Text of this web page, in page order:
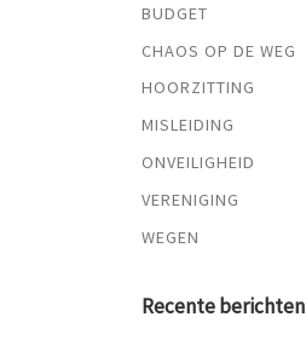
BUDGET
CHAOS OP DE WEG
HOORZITTING
MISLEIDING
ONVEILIGHEID
VERENIGING
WEGEN
Recente berichten